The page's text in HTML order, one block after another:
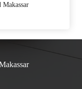
Makassar